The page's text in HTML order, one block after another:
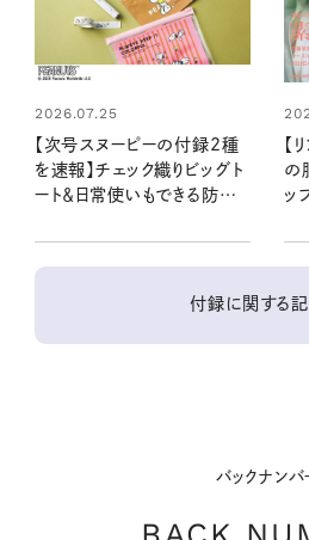
2026.07.25
【次号スヌーピーの付録2種
を速報】チェック織りビッグト
ート＆日常使いもできる防災5
2026年10月号・10月号増
刊
【
の
ッ
7
増
付録に関する記
バックナンバ